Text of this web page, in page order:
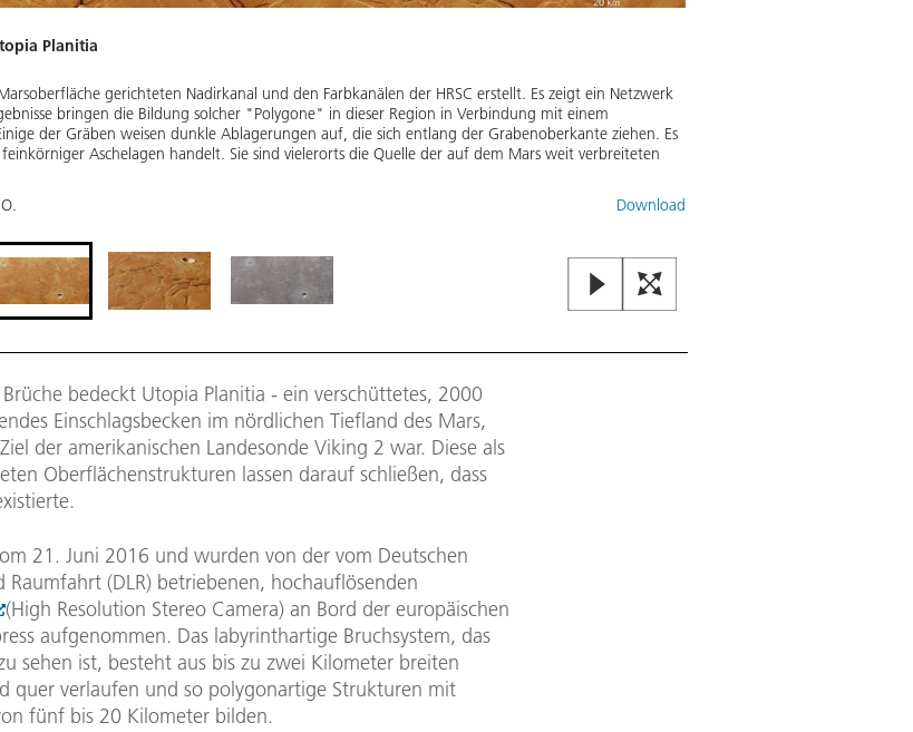
Planitia
gerichteten Nadirkanal und den Farbkanälen der HRSC erstellt. Es zeigt ein Netzwerk
bringen die Bildung solcher "Polygone" in dieser Region in Verbindung mit einem
der Gräben weisen dunkle Ablagerungen auf, die sich entlang der Grabenoberkante ziehen. Es
Aschelagen handelt. Sie sind vielerorts die Quelle der auf dem Mars weit verbreiteten
Download
bedeckt Utopia Planitia - ein verschüttetes, 2000
Einschlagsbecken im nördlichen Tiefland des Mars,
der amerikanischen Landesonde Viking 2 war. Diese als
Oberflächenstrukturen lassen darauf schließen, dass
21. Juni 2016 und wurden von der vom Deutschen
(DLR) betriebenen, hochauflösenden
(High Resolution Stereo Camera) an Bord der europäischen
aufgenommen. Das labyrinthartige Bruchsystem, das
sehen ist, besteht aus bis zu zwei Kilometer breiten
quer verlaufen und so polygonartige Strukturen mit
fünf bis 20 Kilometer bilden.